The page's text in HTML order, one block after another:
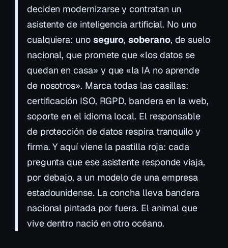
deciden modernizarse y contratan un
asistente de inteligencia artificial. No uno
cualquiera: uno seguro,soberano, de suelo
nacional, que promete que «los datos se
quedan en casa» y que «la IA no aprende
de nosotros». Marca todas las casillas:
certificación ISO, RGPD, bandera en la web,
soporte en el idioma local. El responsable
de protección de datos respira tranquilo y
firma. Y aquí viene la pastilla roja: cada
pregunta que ese asistente responde viaja,
por debajo, a un modelo de una empresa
estadounidense. La concha lleva bandera
nacional pintada por fuera. El animal que
vive dentro nació en otro océano.